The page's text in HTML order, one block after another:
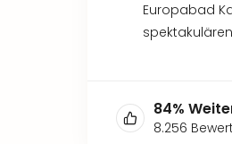
Europabad
84%
8.256